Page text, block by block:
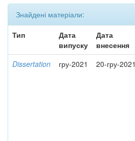
Знайдені матеріали:
Тип
Дата
випуску
Дата
внесення
Dissertation гру-2021 20-гру-2021